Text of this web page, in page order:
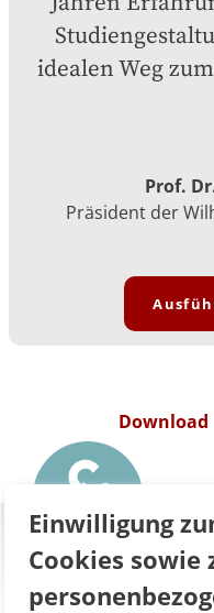
idealen Weg
Prof.
Präsident der
Download
Einwilligung
Cookies sowie